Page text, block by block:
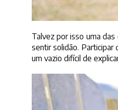
Talvez por isso uma
sentir solidão.
um vazio difícil de